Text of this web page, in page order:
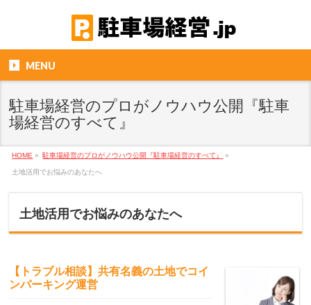
MENU
駐車場経営のプロがノウハウ公開『駐車
場経営のすべて』
HOME » 駐車場経営のプロがノウハウ公開『駐車場経営のすべて』 »
土地活用でお悩みのあなたへ
土地活用でお悩みのあなたへ
【トラブル相談】共有名義の土地でコイ
ンパーキング運営